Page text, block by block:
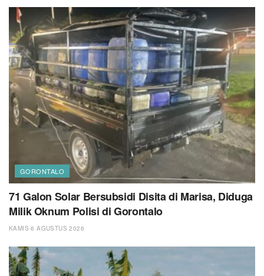
GORONTALO
71 Galon Solar Bersubsidi Disita di Marisa, Diduga
Milik Oknum Polisi di Gorontalo
KAMIS 6 AGUSTUS 2026